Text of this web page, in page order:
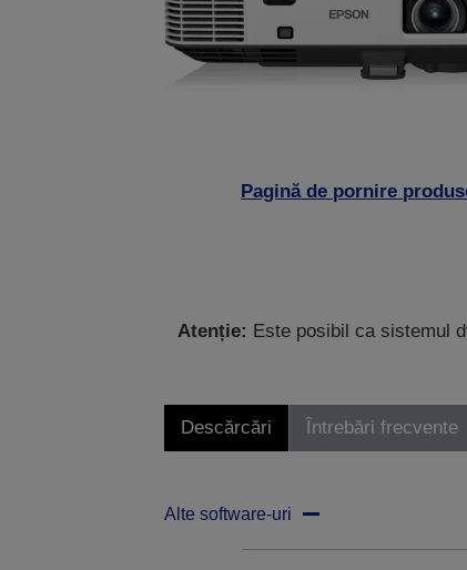
Pagină de pornire
Atenție: Este posibil ca sistemul
Descărcări Întrebări frecvente
Alte software-uri